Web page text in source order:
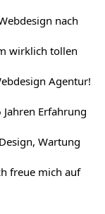
nach
wirklich tollen
Agentur!
Erfahrung
Wartung
freue mich auf